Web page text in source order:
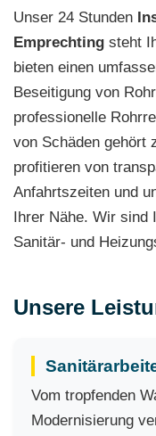
Unser 24 Stunden
Emprechting steht
bieten einen
Beseitigung von
professionelle
von Schäden gehört
profitieren von
Anfahrtszeiten und
Ihrer Nähe. Wir sind
Sanitär- und
Unsere
Vom tropfenden
Modernisierung